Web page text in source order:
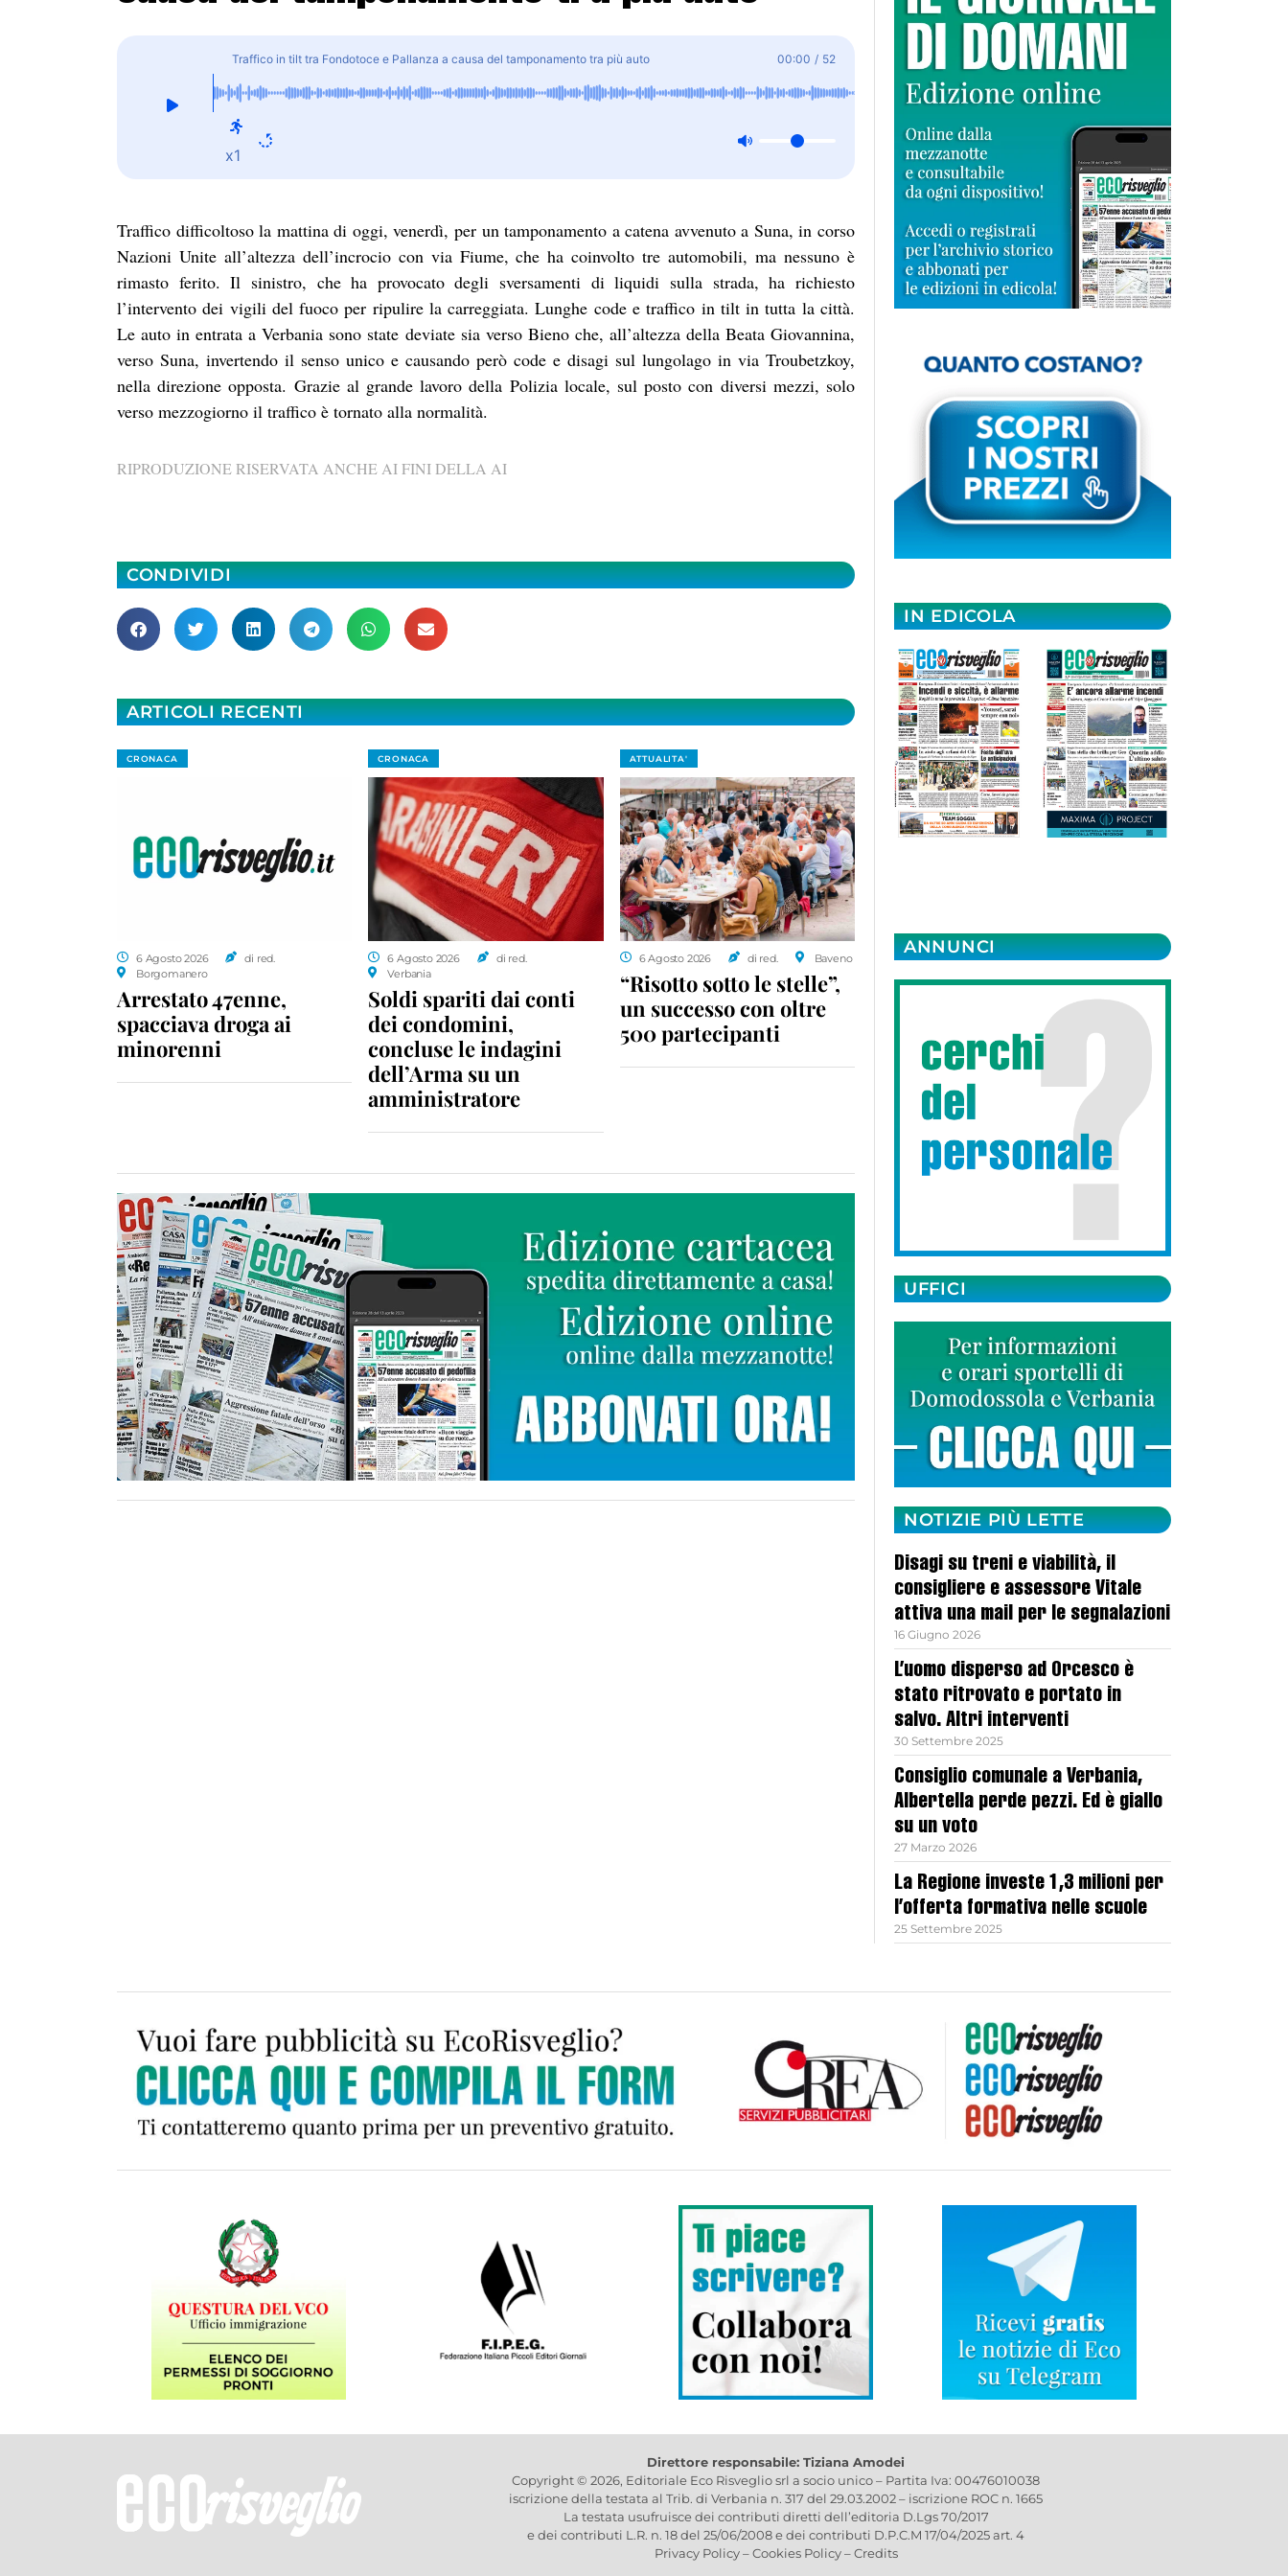
Traffico in tilt tra Fondotoce e Pallanza a causa del tamponamento tra più auto 00:00 / 52
x1
Traffico difficoltoso la mattina di oggi, venerdì, per un tamponamento a catena avvenuto a Suna, in corso
Nazioni Unite all’altezza dell’incrocio con via Fiume, che ha coinvolto tre automobili, ma nessuno è
rimasto ferito. Il sinistro, che ha provocato degli sversamenti di liquidi sulla strada, ha richiesto
l’intervento dei vigili del fuoco per ripulire la carreggiata. Lunghe code e traffico in tilt in tutta la città.
Le auto in entrata a Verbania sono state deviate sia verso Bieno che, all’altezza della Beata Giovannina,
verso Suna, invertendo il senso unico e causando però code e disagi sul lungolago in via Troubetzkoy,
nella direzione opposta. Grazie al grande lavoro della Polizia locale, sul posto con diversi mezzi, solo
verso mezzogiorno il traffico è tornato alla normalità.
RIPRODUZIONE RISERVATA ANCHE AI FINI DELLA AI
CONDIVIDI
ARTICOLI RECENTI
CRONACA
6 Agosto 2026
di red.
Borgomanero
Arrestato 47enne,
spacciava droga ai
minorenni
CRONACA
6 Agosto 2026
di red.
Verbania
Soldi spariti dai conti
dei condomini,
concluse le indagini
dell’Arma su un
amministratore
ATTUALITA'
6 Agosto 2026 di red. Baveno
“Risotto sotto le stelle”,
un successo con oltre
500 partecipanti
IN EDICOLA
ANNUNCI
UFFICI
NOTIZIE PIÙ LETTE
Disagi su treni e viabilità, il
consigliere e assessore Vitale
attiva una mail per le segnalazioni
16 Giugno 2026
L’uomo disperso ad Orcesco è
stato ritrovato e portato in
salvo. Altri interventi
30 Settembre 2025
Consiglio comunale a Verbania,
Albertella perde pezzi. Ed è giallo
su un voto
27 Marzo 2026
La Regione investe 1,3 milioni per
l’offerta formativa nelle scuole
25 Settembre 2025
Direttore responsabile: Tiziana Amodei
Copyright © 2026, Editoriale Eco Risveglio srl a socio unico – Partita Iva: 00476010038
iscrizione della testata al Trib. di Verbania n. 317 del 29.03.2002 – iscrizione ROC n. 1665
La testata usufruisce dei contributi diretti dell’editoria D.Lgs 70/2017
e dei contributi L.R. n. 18 del 25/06/2008 e dei contributi D.P.C.M 17/04/2025 art. 4
Privacy Policy–Cookies Policy–Credits